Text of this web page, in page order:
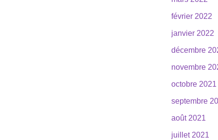
février 2022
janvier 2022
décembre
novembre
octobre 2021
septembre
août 2021
juillet 2021